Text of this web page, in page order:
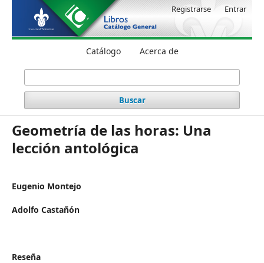
Catálogo Acerca de
Buscar
Registrarse Entrar
Geometría de las horas: Una
lección antológica
Eugenio Montejo
Adolfo Castañón
Reseña